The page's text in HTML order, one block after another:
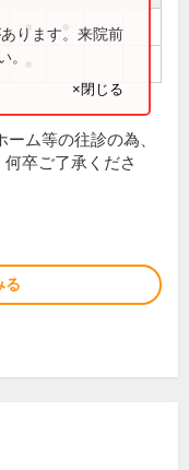
●
ります。来院前
。
×閉じる
ム等の往診の為、
卒ご了承くださ
る